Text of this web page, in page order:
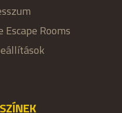
Escape Rooms